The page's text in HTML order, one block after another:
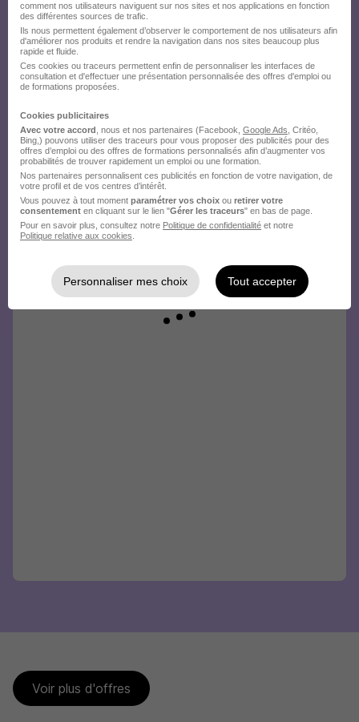
envoyez votre candidature !
Voir plus d'offres
comment nos utilisateurs naviguent sur nos sites et nos applications en fonction
des différentes sources de trafic.
Ils nous permettent également d’observer le comportement de nos utilisateurs afin
d'améliorer nos produits et rendre la navigation dans nos sites beaucoup plus
rapide et fluide.
Ces cookies ou traceurs permettent enfin de personnaliser les interfaces de
consultation et d'effectuer une présentation personnalisée des offres d'emploi ou
de formations proposées.
Cookies publicitaires
Avec votre accord , nous et nos partenaires (Facebook, Google Ads , Critéo,
Bing,) pouvons utiliser des traceurs pour vous proposer des publicités pour des
offres d’emploi ou des offres de formations personnalisés afin d’augmenter vos
probabilités de trouver rapidement un emploi ou une formation.
Nos partenaires personnalisent ces publicités en fonction de votre navigation, de
votre profil et de vos centres d’intérêt.
Vous pouvez à tout moment paramétrer vos choix ou retirer votre
consentement en cliquant sur le lien "Gérer les traceurs" en bas de page.
Pour en savoir plus, consultez notre Politique de confidentialité et notre
Politique relative aux cookies
Personnaliser mes choix Tout accepter